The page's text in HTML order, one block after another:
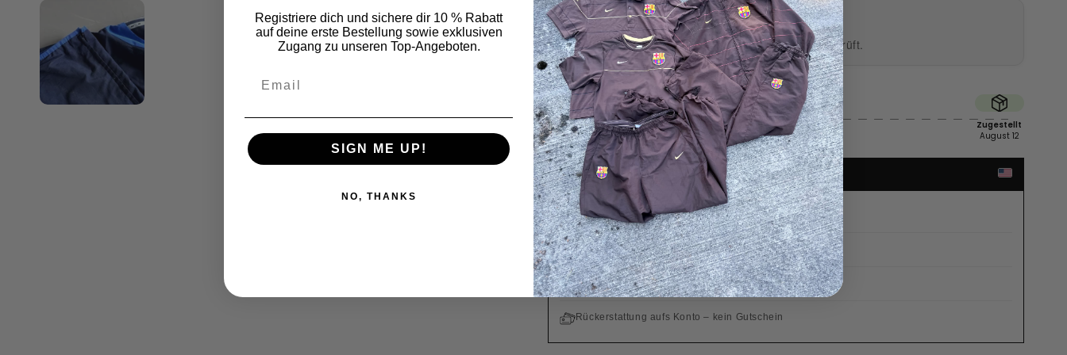
ECHTHEITSGARANTIE
Alle Produkte sind original & professionell geprüft.
Bestell in09 h 33 min
Bestellt
Heute
Versendet
August 10
Zugestellt
August 12
WIR VERSENDEN NACH UNITED STATES
Kostenloser Versand ab 200 €
Einfache Rückgabe innerhalb von 14 Tagen
Zoll und Steuern sind bereits im Preis enthalten
Rückerstattung aufs Konto – kein Gutschein
Registriere dich und sichere dir 10 % Rabatt
auf deine erste Bestellung sowie exklusiven
Zugang zu unseren Top-Angeboten.
SIGN ME UP!
NO, THANKS